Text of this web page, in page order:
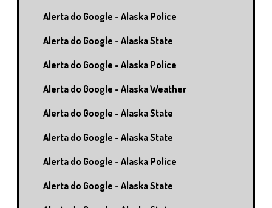
Alerta do Google - Alaska Police
Alerta do Google - Alaska State
Alerta do Google - Alaska Police
Alerta do Google - Alaska Weather
Alerta do Google - Alaska State
Alerta do Google - Alaska State
Alerta do Google - Alaska Police
Alerta do Google - Alaska State